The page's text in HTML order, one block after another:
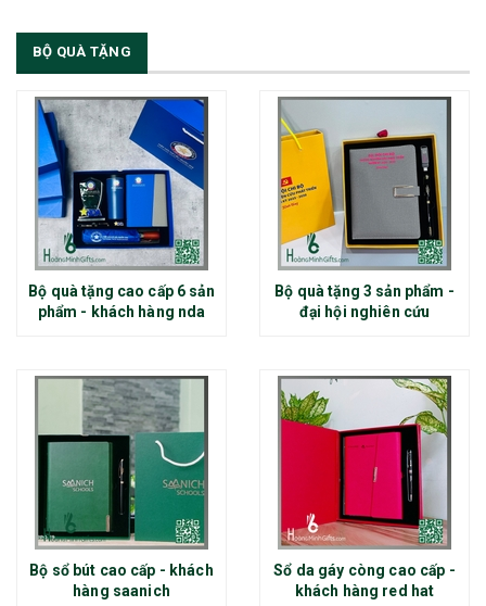
BỘ QUÀ TẶNG
Bộ quà tặng cao cấp 6 sản
phẩm - khách hàng nda
Bộ quà tặng 3 sản phẩm -
đại hội nghiên cứu
Bộ sổ bút cao cấp - khách
hàng saanich
Sổ da gáy còng cao cấp -
khách hàng red hat